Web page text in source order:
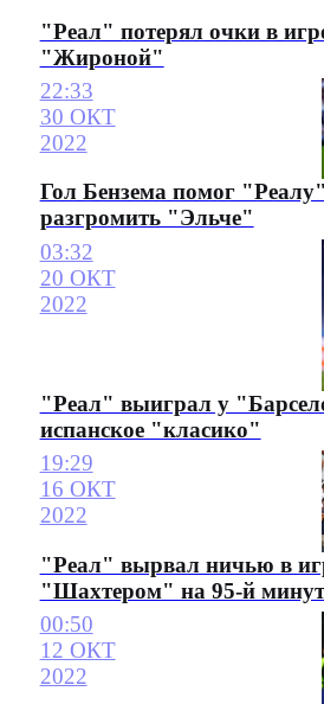
"Реал" потерял очки в
"Жироной"
22:33
30 ОКТ
2022
Гол Бензема помог "Реалу"
разгромить "Эльче"
03:32
20 ОКТ
2022
"Реал" выиграл у
испанское "класико"
19:29
16 ОКТ
2022
"Реал" вырвал ничью в
"Шахтером" на 95-й
00:50
12 ОКТ
2022